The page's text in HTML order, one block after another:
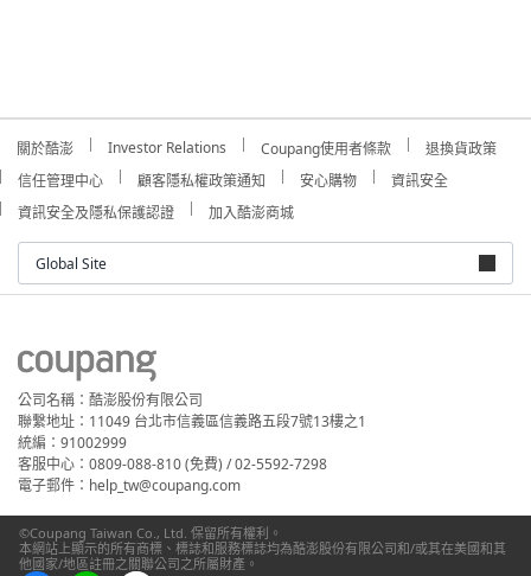
關於酷澎 Investor Relations Coupang使用者條款
退換貨政策
信任管理中心
顧客隱私權政策通知 安心購物
資訊安全
資訊安全及隱私保護認證
加入酷澎商城
Global Site
公司名稱：酷澎股份有限公司
聯繫地址：11049 台北市信義區信義路五段7號13樓之1
統編：91002999
客服中心：0809-088-810 (免費) / 02-5592-7298
電子郵件：help_tw@coupang.com
©Coupang Taiwan Co., Ltd. 保留所有權利。
本網站上顯示的所有商標、標誌和服務標誌均為酷澎股份有限公司和/或其在美國和其
他國家/地區註冊之關聯公司之所屬財產。